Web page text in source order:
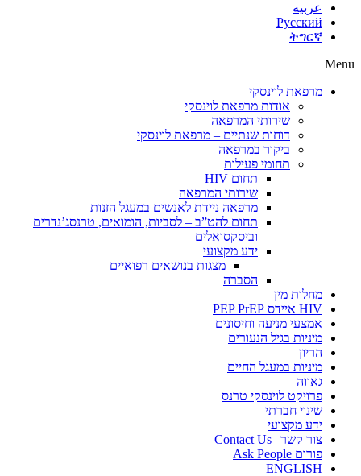
عربيه
Русский
ትግርኛ
Menu
מרפאת לוינסקי
אודות מרפאת לוינסקי
שירותי המרפאה
דוחות שנתיים – מרפאת לוינסקי
ביקור במרפאה
תחומי פעילות
תחום HIV
שירותי המרפאה
מרפאה ניידת לאנשים במעגל הזנות
תחום להט”ב – לסביות, הומואים, טרנסג’נדרים
וביסקסואלים
ידע מקצועי
מצגות בנושאים רפואיים
הסברה
מחלות מין
HIV איידס PEP PrEP
אמצעי מניעה וחיסונים
מיניות בגיל הנעורים
הריון
מיניות במעגל החיים
גאווה
פרויקט לוינסקי טרנס
שינוי חברתי
ידע מקצועי
צור קשר | Contact Us
פורום Ask People
ENGLISH